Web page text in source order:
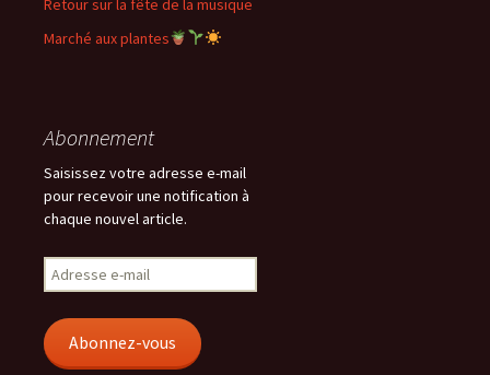
Retour sur la fête de la musique
Marché aux plantes
Abonnement
Saisissez votre adresse e-mail
pour recevoir une notification à
chaque nouvel article.
Adresse
e-
Abonnez-vous